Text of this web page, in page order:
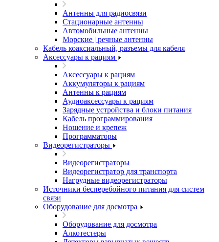
Антенны для радиосвязи
Стационарные антенны
Автомобильные антенны
Морские | речные антенны
Кабель коаксиальный, разъемы для кабеля
Аксессуары к рациям
Аксессуары к рациям
Аккумуляторы к рациям
Антенны к рациям
Аудиоаксессуары к рациям
Зарядные устройства и блоки питания
Кабель программирования
Ношение и крепеж
Программаторы
Видеорегистраторы
Видеорегистраторы
Видеорегистратор для транспорта
Нагрудные видеорегистраторы
Источники бесперебойного питания для систем
связи
Оборудование для досмотра
Оборудование для досмотра
Алкотестеры